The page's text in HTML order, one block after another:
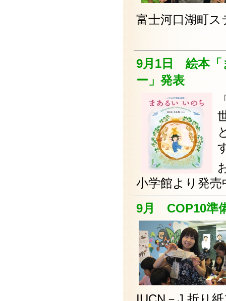
富士河口湖町
9月1日 絵本「
ー」発表
小学館より発売
9月 COP10準